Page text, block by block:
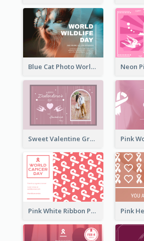
Blue Cat Photo World Wildlife Day Greeting Card
Sweet Valentine Greeting Card Design Ideas
Pink White Ribbon Patterns World Cancer Day Greeting Card